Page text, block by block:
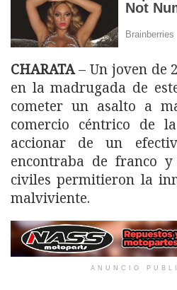
CHARATA– Un joven de
en la madrugada de
cometer un asalto a
comercio céntrico de
accionar de un
encontraba de franco
civiles permitieron la
malviviente.
ANUNCIO